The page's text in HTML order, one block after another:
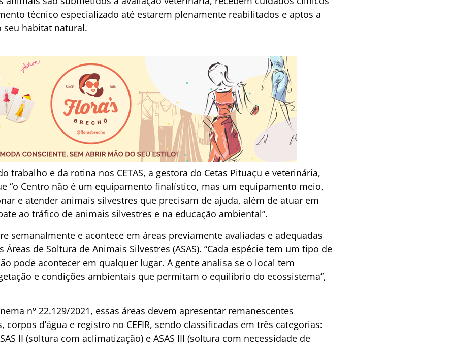
técnico especializado até estarem plenamente reabilitados e aptos a
seu habitat natural.
trabalho e da rotina nos CETAS, a gestora do Cetas Pituaçu e veterinária,
“o Centro não é um equipamento finalístico, mas um equipamento meio,
e atender animais silvestres que precisam de ajuda, além de atuar em
ao tráfico de animais silvestres e na educação ambiental”.
semanalmente e acontece em áreas previamente avaliadas e adequadas
Áreas de Soltura de Animais Silvestres (ASAS). “Cada espécie tem um tipo de
pode acontecer em qualquer lugar. A gente analisa se o local tem
e condições ambientais que permitam o equilíbrio do ecossistema”,
nº 22.129/2021, essas áreas devem apresentar remanescentes
d’água e registro no CEFIR, sendo classificadas em três categorias:
II (soltura com aclimatização) e ASAS III (soltura com necessidade de